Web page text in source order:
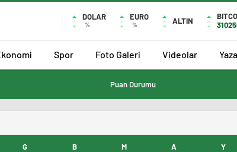
DOLAR
%
EURO
% ALTIN
Spor Foto Galeri Videolar
Puan Durumu
G B M A Y